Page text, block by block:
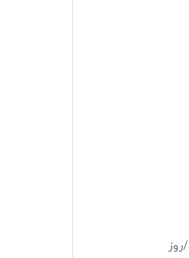
/روز